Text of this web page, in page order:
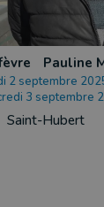
Pauline
2 septembre
3 septembre
Saint-Hubert